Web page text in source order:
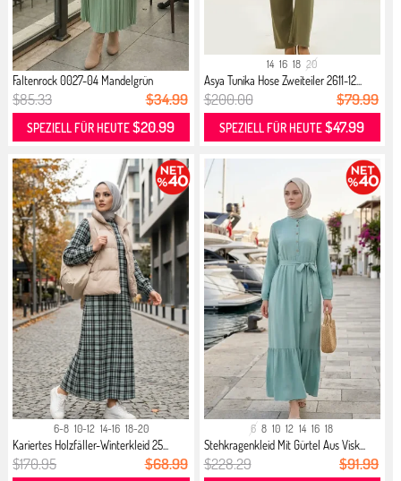
Faltenrock 0027-04 Mandelgrün
$85.33 $34.99
SPEZIELL FÜR HEUTE$20.99
14 16 18 20
Asya Tunika Hose Zweiteiler 2611-12...
$200.00 $79.99
SPEZIELL FÜR HEUTE$47.99
6-8 10-12 14-16 18-20
Kariertes Holzfäller-Winterkleid 25...
$170.95 $68.99
6 8 10 12 14 16 18
Stehkragenkleid Mit Gürtel Aus Visk...
$228.29 $91.99